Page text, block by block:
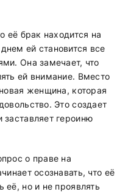
её брак находится на
ей становится все
Она замечает, что
ей внимание. Вместо
женщина, которая
Это создает
героиню
о праве на
осознавать, что её
её, но и не проявлять